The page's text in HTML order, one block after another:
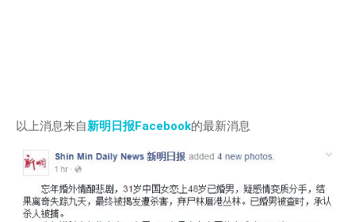
以上消息来自新明日报Facebook的最新消息